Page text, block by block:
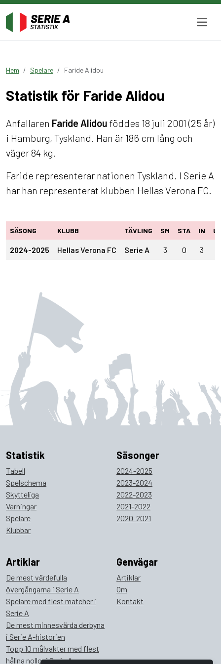
Hem Spelare Faride Alidou
Statistik för Faride Alidou
Anfallaren Faride Alidou föddes 18 juli 2001 (25 år)
i Hamburg, Tyskland. Han är 186 cm lång och
väger 84 kg.
Faride representerar nationen Tyskland. I Serie A
har han representerat klubben Hellas Verona FC.
SÄSONG KLUBB TÄVLING SM STA IN
2024-2025 Hellas Verona FC Serie A 3 0 3
Statistik
Tabell
Spelschema
Skytteliga
Varningar
Spelare
Klubbar
Säsonger
2024-2025
2023-2024
2022-2023
2021-2022
2020-2021
Artiklar
De mest värdefulla
övergångarna i Serie A
Spelare med flest matcher i
Serie A
De mest minnesvärda derbyna
i Serie A-historien
Topp 10 målvakter med flest
hållna nollor i Serie A
Genvägar
Artiklar
Om
Kontakt